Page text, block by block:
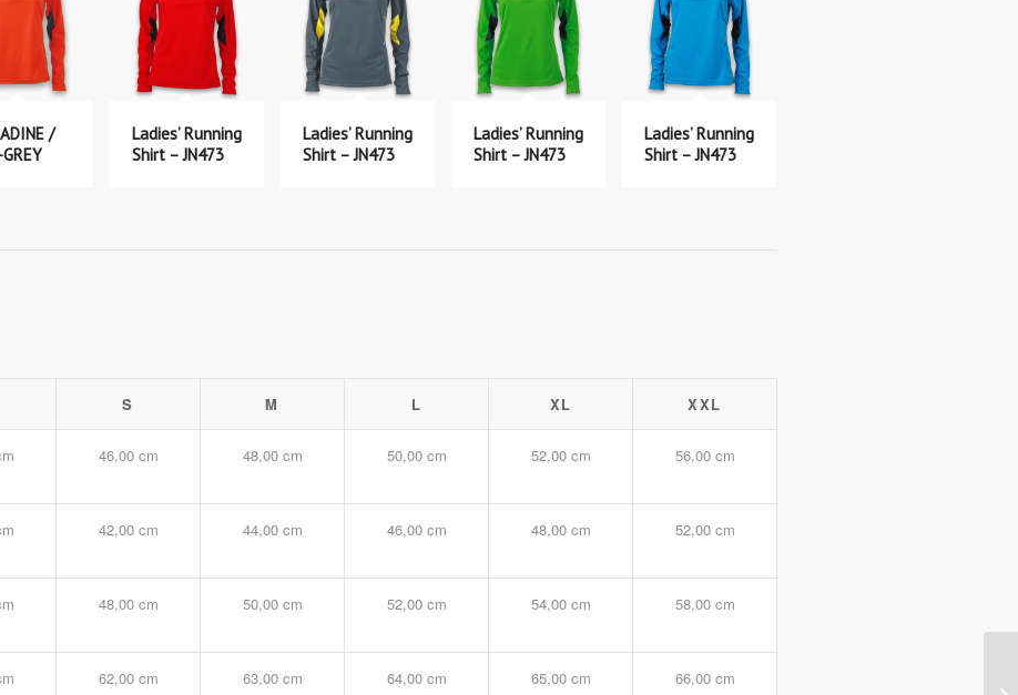
/
Ladies’ Running
Shirt – JN473
Ladies’ Running
Shirt – JN473
Ladies’ Running
Shirt – JN473
Ladies’ Running
Shirt – JN473
S M L XL XXL
46,00 cm 48,00 cm 50,00 cm 52,00 cm 56,00 cm
42,00 cm 44,00 cm 46,00 cm 48,00 cm 52,00 cm
48,00 cm 50,00 cm 52,00 cm 54,00 cm 58,00 cm
62,00 cm 63,00 cm 64,00 cm 65,00 cm 66,00 cm